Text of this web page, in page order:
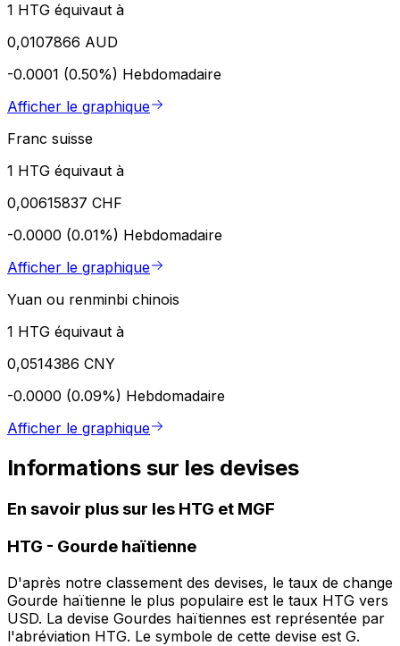
1 HTG équivaut à
0,0107866 AUD
-0.0001 (0.50%) Hebdomadaire
Afficher le graphique
Franc suisse
1 HTG équivaut à
0,00615837 CHF
-0.0000 (0.01%) Hebdomadaire
Afficher le graphique
Yuan ou renminbi chinois
1 HTG équivaut à
0,0514386 CNY
-0.0000 (0.09%) Hebdomadaire
Afficher le graphique
Informations sur les devises
En savoir plus sur les HTG et MGF
HTG - Gourde haïtienne
D'après notre classement des devises, le taux de change
Gourde haïtienne le plus populaire est le taux HTG vers
USD. La devise Gourdes haïtiennes est représentée par
l'abréviation HTG. Le symbole de cette devise est G.